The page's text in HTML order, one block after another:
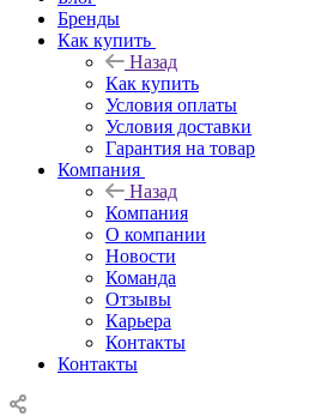
Бренды
Как купить
Назад
Как купить
Условия оплаты
Условия доставки
Гарантия на товар
Компания
Назад
Компания
О компании
Новости
Команда
Отзывы
Карьера
Контакты
Контакты